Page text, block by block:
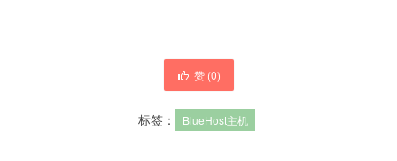
赞 (0)
标签： BlueHost主机